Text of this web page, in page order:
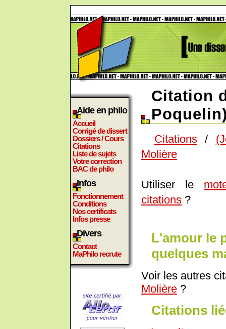
Aide en philo
Accueil
Corrigé de dissert
Dossiers / Cours
Citations
Liste de sujets
Votre correction
BAC de philo
Infos
Fonctionnement
Conditions
Nos certificats
Infos presse
Divers
Contact
MaPhilo recrute
Citation
Citations/
Molière
Utiliser le
citations ?
L'amour le
quelques
Voir les autres
Molière ?
Citations